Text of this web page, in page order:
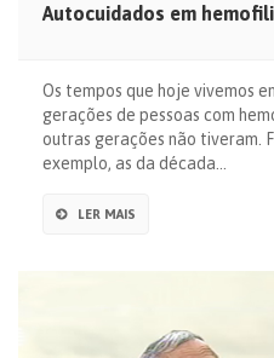
Autocuidados em
Os tempos que hoje vivemos
gerações de pessoas com
outras gerações não tiveram.
exemplo, as da década…
LER MAIS